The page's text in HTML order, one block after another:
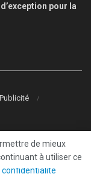
pour la
Publicité
de mieux
à utiliser ce
confidentialité